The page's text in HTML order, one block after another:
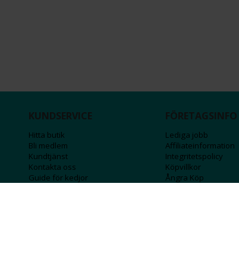
KUNDSERVICE
Hitta butik
Bli medlem
Kundtjänst
Kontakta oss
Guide för kedjor
FÖRETAGSINFO
Lediga jobb
Affiliateinformation
Integritetspolicy
Köpvillkor
Ångra Köp